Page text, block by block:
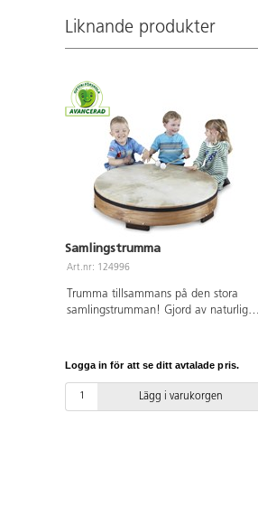
Liknande produkter
Samlingstrumma
Art.nr: 124996
Trumma tillsammans på den stora
samlingstrumman! Gjord av naturligt
Logga in för att se ditt avtalade pris.
Lägg i varukorgen